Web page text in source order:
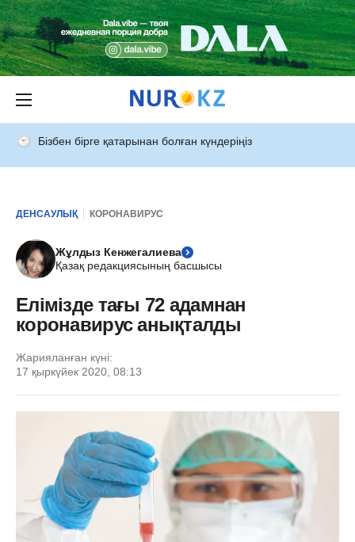
Бізбен бірге қатарынан болған күндеріңіз
ДЕНСАУЛЫҚ КОРОНАВИРУС
Жұлдыз Кенжегалиева
Қазақ редакциясының басшысы
Елімізде тағы 72 адамнан
коронавирус анықталды
Жарияланған күні:
17 қыркүйек 2020, 08:13